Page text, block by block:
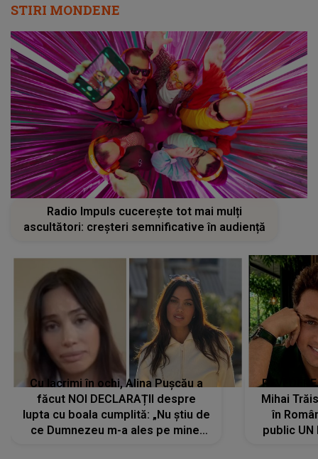
STIRI MONDENE
Radio Impuls cucerește tot mai mulți
ascultători: creșteri semnificative în audiență
Cu lacrimi în ochi, Alina Pușcău a
făcut NOI DECLARAȚII despre
lupta cu boala cumplită: „Nu știu de
ce Dumnezeu m-a ales pe mine.
Mihai
în
public UN